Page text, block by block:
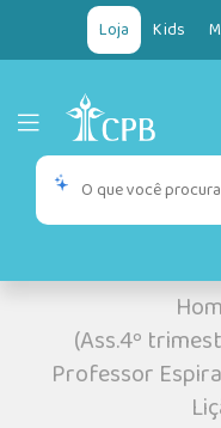
Loja Kids
(Ass.4º
Professor